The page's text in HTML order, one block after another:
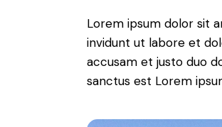
Lorem ipsum dolor sit
invidunt ut labore et
accusam et justo duo
sanctus est Lorem